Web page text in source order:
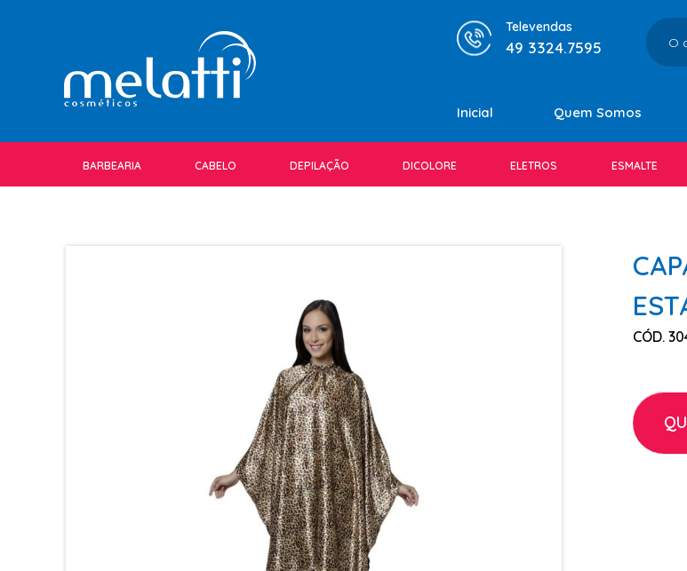
Televendas
49 3324.7595
Inicial Quem Somos
BARBEARIA CABELO DEPILAÇÃO DICOLORE ELETROS ESMALTE
CÓD.